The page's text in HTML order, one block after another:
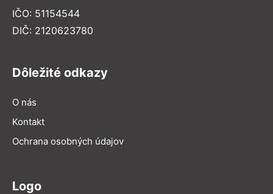
IČO: 51154544
DIČ: 2120623780
Dôležité odkazy
O nás
Kontakt
Ochrana osobných údajov
Logo